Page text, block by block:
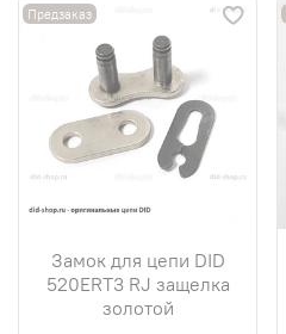
Предзаказ
Замок для цепи DID
520ERT3 RJ защелка
золотой